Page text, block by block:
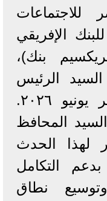
للاجتماعات
للبنك الإفريقي
بنك)،
الرئيس
بمدينة العلمين في شهر يونيو ٢٠٢٦.
المحافظ
لهذا الحدث
التكامل
وتوسيع نطاق